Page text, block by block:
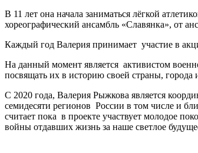
В 11 лет она начала заниматься лёгкой
хореографический ансамбль «Славянка», от
Каждый год Валерия принимает участие в
На данный момент является активистом
посвящать их в историю своей страны,
С 2020 года, Валерия Рыжкова является
семидесяти регионов России в том числе и
считает пока в проекте участвует молодое
войны отдавших жизнь за наше светлое